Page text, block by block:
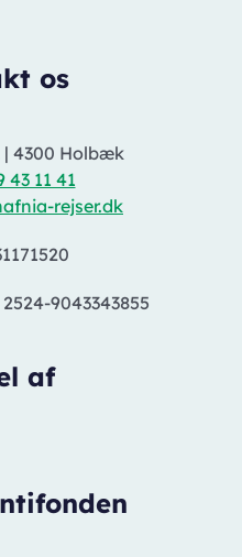
os
| 4300 Holbæk
43 11 41
rejser.dk
9043343855
af